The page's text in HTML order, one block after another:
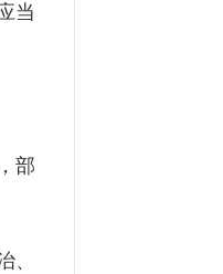
当
部